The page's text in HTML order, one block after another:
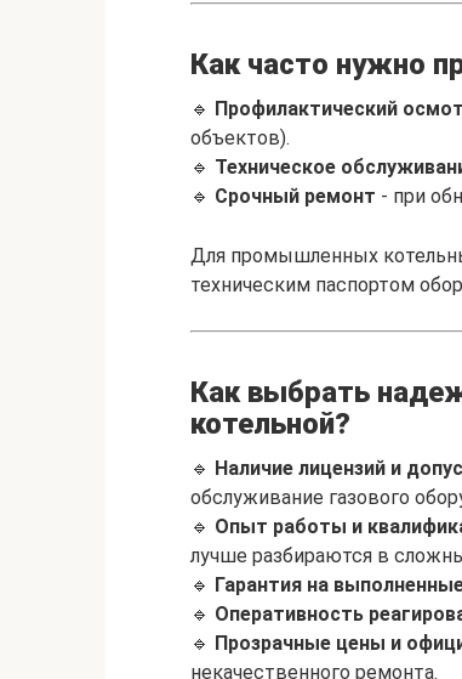
Как часто нужно
🔹 Профилактический
объектов).
🔹 Техническое
🔹 Срочный ремонт - при
Для промышленных
техническим паспортом
Как выбрать
котельной?
🔹 Наличие лицензий и
обслуживание газового
🔹 Опыт работы и
лучше разбираются в
🔹 Гарантия на
🔹 Оперативность
🔹 Прозрачные цены и
некачественного ремонта.